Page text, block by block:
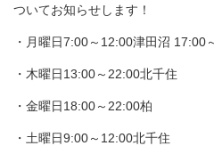
ついてお知らせします！
・月曜日7:00～12:00津田沼 17:00
・木曜日13:00～22:00北千住
・金曜日18:00～22:00柏
・土曜日9:00～12:00北千住